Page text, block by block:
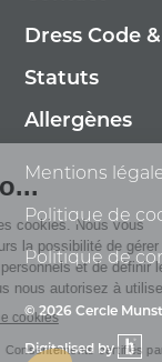
Dress Code
Statuts
Allergènes
Mentions
Politique de
Politique de
© 2026 Cercle
Digitalised by